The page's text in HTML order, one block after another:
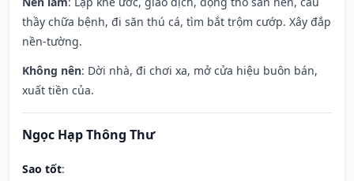
thầy chữa bệnh, đi săn thú cá, tìm bắt trộm cướp. Xây đắp
nền-tường.
Không nên: Dời nhà, đi chơi xa, mở cửa hiệu buôn bán,
xuất tiền của.
Ngọc Hạp Thông Thư
Sao tốt: